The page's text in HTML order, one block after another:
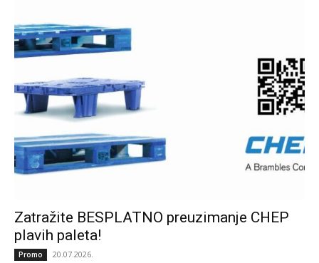
Zatražite BESPLATNO preuzimanje CHEP
plavih paleta!
Promo 20.07.2026.